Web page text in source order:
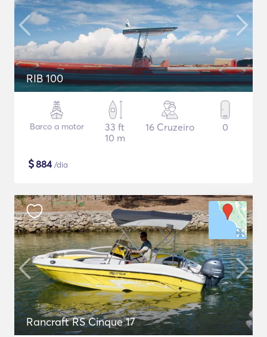
RIB 100
Barco a motor
33 ft
10 m
16 Cruzeiro 0
$884/dia
Rancraft RS Cinque 17